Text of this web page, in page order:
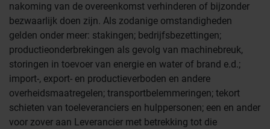
nakoming van de overeenkomst verhinderen of bijzonder
bezwaarlijk doen zijn. Als zodanige omstandigheden
gelden onder meer: stakingen; bedrijfsbezettingen;
productieonderbrekingen als gevolg van machinebreuk,
storingen in toevoer van energie en water of brand e.d.;
import-, export- en productieverboden en andere
overheidsmaatregelen; transportbelemmeringen; tekort
schieten van toeleveranciers en hulppersonen; een en ander
voor zover aan Leverancier met betrekking tot die